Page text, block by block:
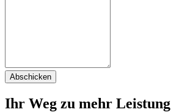
Abschicken
Ihr Weg zu mehr Leistung